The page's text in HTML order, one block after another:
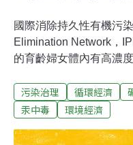
國際消除持久性有機污
Elimination Network，
的育齡婦女體內有高濃
婦女的頭髮，發現多數
工業污染的太平洋島嶼
至目前規模最大的研究
污染治理 循環經濟
汞中毒
環境經濟